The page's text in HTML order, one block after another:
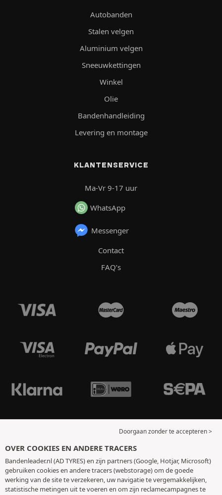
Autobanden
Stalen velgen
Aluminium velgen
Sneeuwkettingen
Winkel
Olie
Bandenhandleiding
Levering en montage
KLANTENSERVICE
Ma-Vr 9-17 uur
WhatsApp
Messenger
Contact
FAQ’s
Doorgaan zonder te accepteren >
OVER COOKIES EN ANDERE TRACERS
Bandenleader.nl (AD TYRES) en zijn partners (Google, Hotjar, Microsoft)
gebruiken cookies en andere tracers (webstorage) om de goede
werking van de site te verzekeren, uw navigatie te vergemakkelijken,
statistische metingen uit te voeren en om zijn reclamecampagnes te